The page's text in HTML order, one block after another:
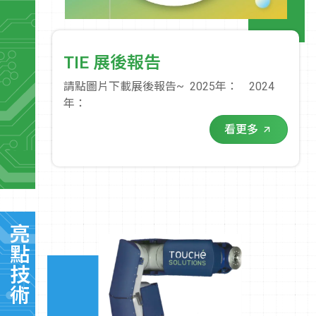
TIE 展後報告
請點圖片下載展後報告~ 2025年： 2024
年：
看更多
亮點技術